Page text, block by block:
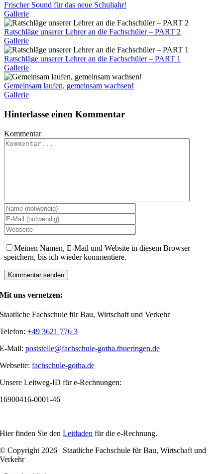
Frischer Sound für das neue Schuljahr!
Gallerie
Ratschläge unserer Lehrer an die Fachschüler – PART 2
Gallerie
Ratschläge unserer Lehrer an die Fachschüler – PART 1
Gallerie
Gemeinsam laufen, gemeinsam wachsen!
Gallerie
Hinterlasse einen Kommentar
Kommentar
Meinen Namen, E-Mail und Website in diesem Browser
speichern, bis ich wieder kommentiere.
Mit uns vernetzen:
Staatliche Fachschule für Bau, Wirtschaft und Verkehr
Telefon:+49 3621 776 3
E-Mail:poststelle@fachschule-gotha.thueringen.de
Webseite:fachschule-gotha.de
Unsere Leitweg-ID für e-Rechnungen:
16900416-0001-46
Hier finden Sie denLeitfaden für die e-Rechnung.
© Copyright 2026 | Staatliche Fachschule für Bau, Wirtschaft und
Verkehr